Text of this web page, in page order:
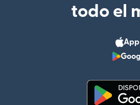
todo el
App